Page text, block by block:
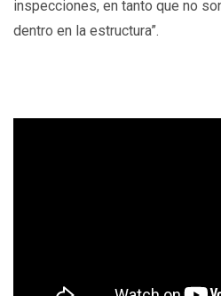
inspecciones, en tanto que no
dentro en la estructura”.